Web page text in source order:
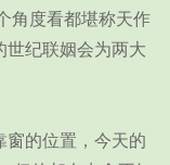
角度看都堪称天作
世纪联姻会为两大
的位置，今天的